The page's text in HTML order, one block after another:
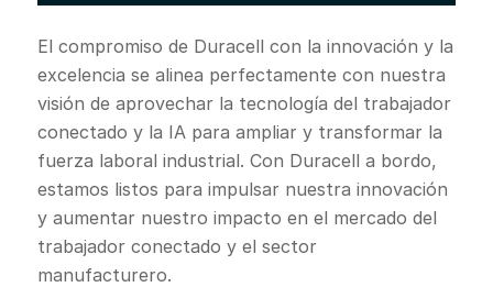
El compromiso de Duracell con la innovación y la
excelencia se alinea perfectamente con nuestra
visión de aprovechar la tecnología del trabajador
conectado y la IA para ampliar y transformar la
fuerza laboral industrial. Con Duracell a bordo,
estamos listos para impulsar nuestra innovación
y aumentar nuestro impacto en el mercado del
trabajador conectado y el sector
manufacturero.